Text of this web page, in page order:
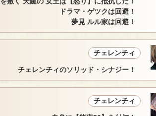
ドラマ・ゲツクは回避！
夢見 ルル家は回避！
チェレンチィ
チェレンチィのソリッド・シナジー！
チェレンチィ